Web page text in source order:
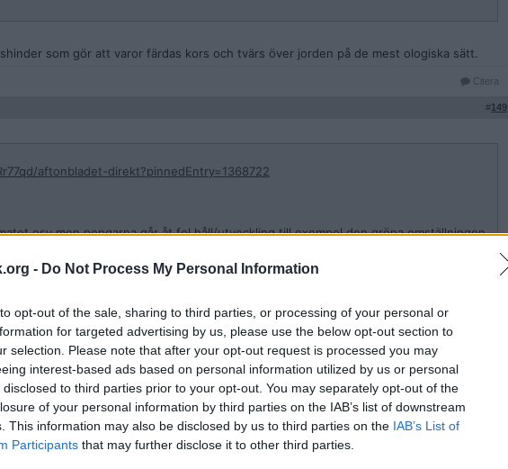
- Do Not Process My Personal Information
opt-out of the sale, sharing to third parties, or processing of your personal or
for targeted advertising by us, please use the below opt-out section to
selection. Please note that after your opt-out request is processed you may
interest-based ads based on personal information utilized by us or personal
disclosed to third parties prior to your opt-out. You may separately opt-out of the
of your personal information by third parties on the IAB’s list of downstream
This information may also be disclosed by us to third parties on the IAB’s List of
Participants that may further disclose it to other third parties.
som gör att varor färdas kors och tvärs över jorden på de mest ologiska sätt.
Citera
#149
aftonbladet-direkt?pinnedEntry=1368722
osv men pengarna går åt fel håll/utveckling till exempel den gröna omställningen
aftonbladet-direkt?pinnedEntry=1368722